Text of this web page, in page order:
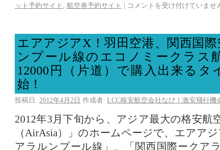
ット予約サイト
航空券予約サイト | コメントを受け付けていませ
エアアジアX！羽田空港、関西国
ンプール線のエコノミークラス
12000円（片道）で購入出来るタ
始！
投稿日: 2012年4月2日 作成者: LCC格安航空会社なび！激安飛行機
2012年3月下旬から、アジア最大の格安航
（AirAsia）」のホームページで、エアア
アラルンプール線」、「関西国際ークア